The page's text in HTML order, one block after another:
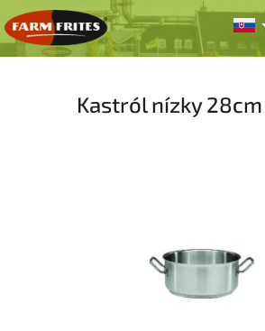
na
obsah
Kastról nízky 28cm